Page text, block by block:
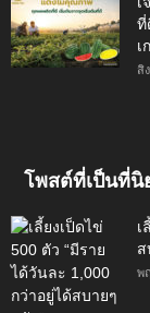
ที่
เ
สิ
โพสต์ที่เป็นที่นิ
เ
ส
พ